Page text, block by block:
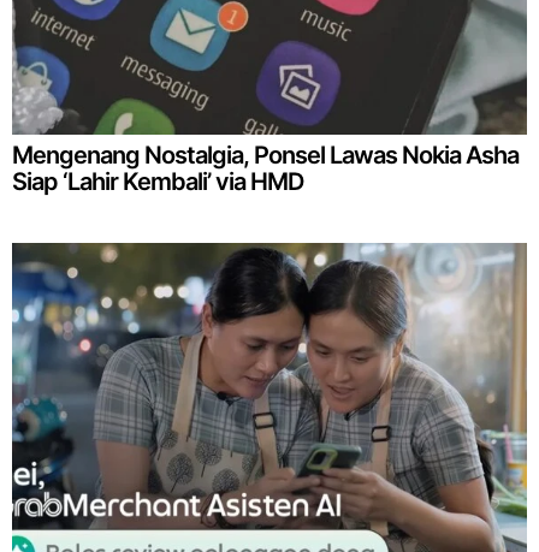
Mengenang Nostalgia, Ponsel Lawas Nokia Asha
Siap ‘Lahir Kembali’ via HMD